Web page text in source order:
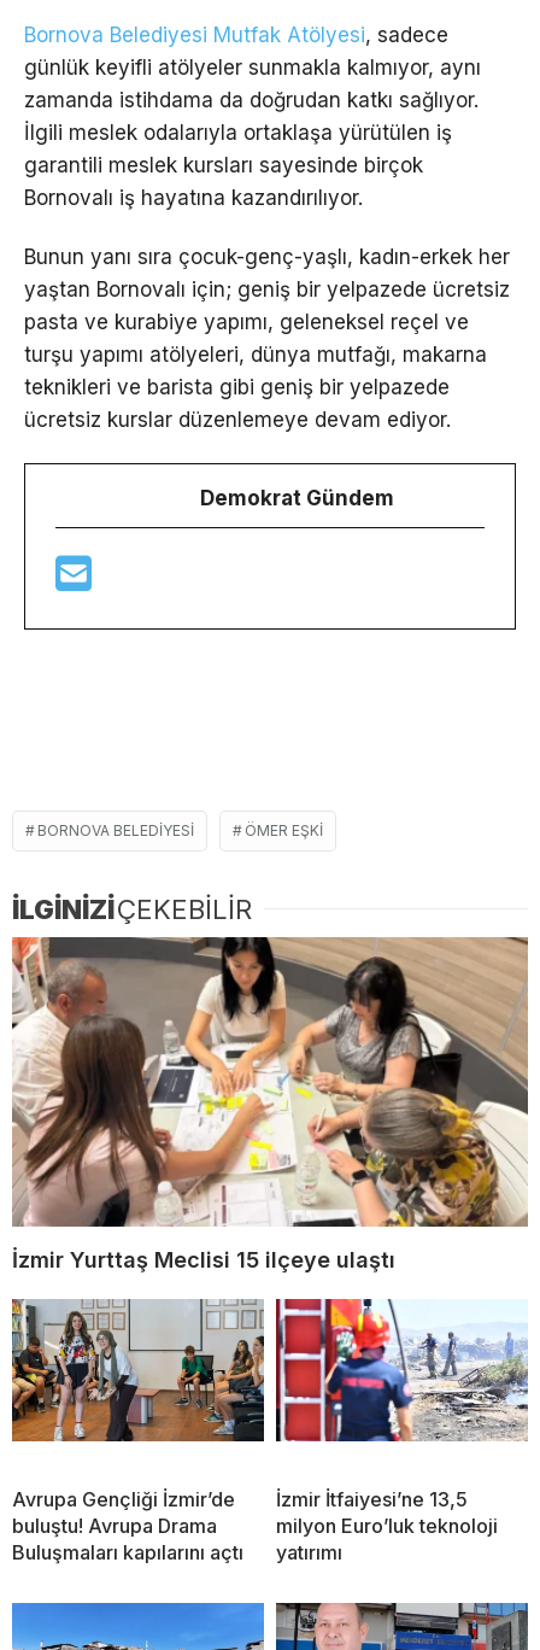
Bornova Belediyesi Mutfak Atölyesi, sadece
günlük keyifli atölyeler sunmakla kalmıyor, aynı
zamanda istihdama da doğrudan katkı sağlıyor.
İlgili meslek odalarıyla ortaklaşa yürütülen iş
garantili meslek kursları sayesinde birçok
Bornovalı iş hayatına kazandırılıyor.
Bunun yanı sıra çocuk-genç-yaşlı, kadın-erkek her
yaştan Bornovalı için; geniş bir yelpazede ücretsiz
pasta ve kurabiye yapımı, geleneksel reçel ve
turşu yapımı atölyeleri, dünya mutfağı, makarna
teknikleri ve barista gibi geniş bir yelpazede
ücretsiz kurslar düzenlemeye devam ediyor.
Demokrat Gündem
BORNOVA BELEDIYESI ÖMER EŞKI
İLGİNİZİÇEKEBİLİR
İzmir Yurttaş Meclisi 15 ilçeye ulaştı
Avrupa Gençliği İzmir’de
buluştu! Avrupa Drama
Buluşmaları kapılarını açtı
İzmir İtfaiyesi’ne 13,5
milyon Euro’luk teknoloji
yatırımı